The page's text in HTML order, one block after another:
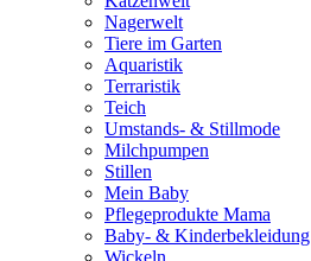
Nagerwelt
Tiere im Garten
Aquaristik
Terraristik
Teich
Umstands- & Stillmode
Milchpumpen
Stillen
Mein Baby
Pflegeprodukte Mama
Baby- & Kinderbekleidung
Wickeln